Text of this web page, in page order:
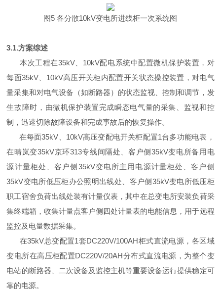
图5 各分散10kV变电所进线柜一次系统图
3.1.方案综述
本次工程在35kV、10kV配电系统中配置微机保护装置，对
每面35kV、10kV高压开关柜内配置开关状态操控装置，对电气
量采集和对电气设备（如断路器）的状态监视、控制和调节，发
生故障时，由微机保护装置完成瞬态电气量的采集、监视和控
制，迅速切除故障设备和完成事故后的恢复操作。
在每面35kV、10kV高压变配电开关柜配置1台多功能电表，
在晴岚变35kV京环313专线间隔处、客户侧35kV变电所备用电
源计量柜处、客户侧35kV变电所主用电源计量柜处、客户侧
35kV变电所低压柜办公照明出线处、客户侧35kV变电所低压柜
职工宿舍负荷出线处装有计量仪表，其中在总变电所安装负荷采
集终端箱，收集计量点客户侧四处计量表的电能信息，用于远程
监控及电量数据采集。
在35kV总变配置1套DC220V/100AH柜式直流电源，各区域
变电所在高压柜配置DC220V/20AH分布式直流电源，为整个变
电站的断路器、二次设备及监控主机等重要设备运行提供稳定可
靠的电源。